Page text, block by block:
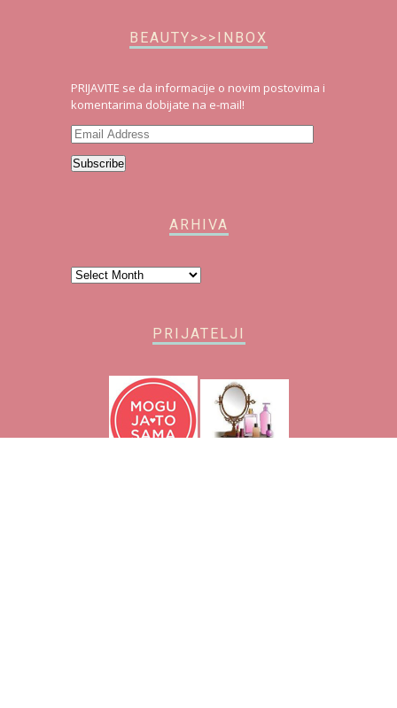
BEAUTY>>>INBOX
PRIJAVITE se da informacije o novim postovima i
komentarima dobijate na e-mail!
Email
Address
Subscribe
ARHIVA
Arhiva
PRIJATELJI